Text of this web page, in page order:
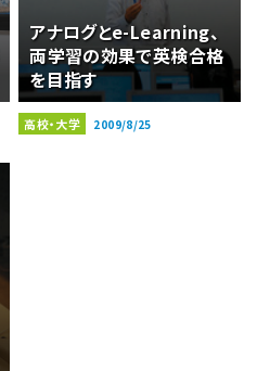
アナログとe-Learning、
両学習の効果で英検合格
を目指す
高校・大学 2009/8/25